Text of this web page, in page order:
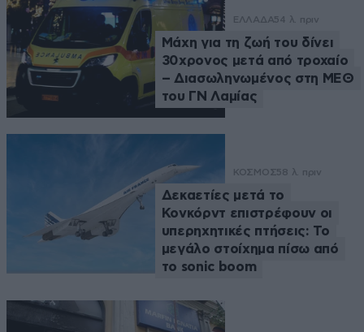
ΕΛΛΑΔΑ54 λ. πριν
Μάχη για τη ζωή του δίνει
30χρονος μετά από τροχαίο
– Διασωληνωμένος στη ΜΕΘ
του ΓΝ Λαμίας
ΚΟΣΜΟΣ58 λ. πριν
Δεκαετίες μετά το
Κονκόρντ επιστρέφουν οι
υπερηχητικές πτήσεις: Το
μεγάλο στοίχημα πίσω από
το sonic boom